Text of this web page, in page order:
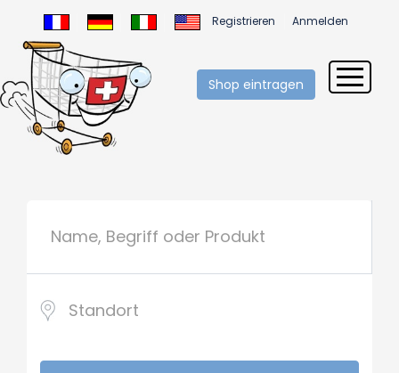
Registrieren Anmelden
Shop eintragen